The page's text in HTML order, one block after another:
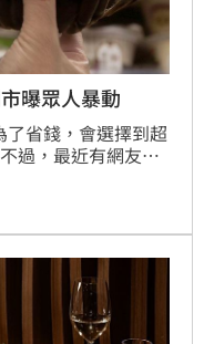
曝眾人暴動
省錢，會選擇到超
過，最近有網友意
39元就能現場代客
門市販售，其中康橋
蒸服務。